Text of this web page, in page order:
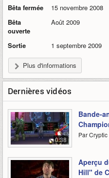
Bêta fermée
15 novembre 2008
Bêta
ouverte
Août 2009
Sortie 1 septembre 2009
Plus d'informations
Dernières vidéos
0:38
Bande-
Par
Aperçu
Hill" de